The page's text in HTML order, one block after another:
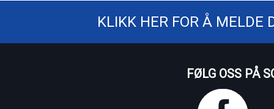
KLIKK HER FOR Å MELDE
FØLG OSS PÅ